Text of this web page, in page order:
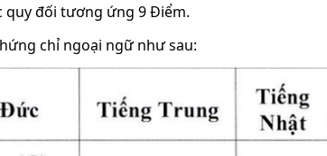
quy đối tương ứng 9 Điểm.
chỉ ngoại ngữ như sau: